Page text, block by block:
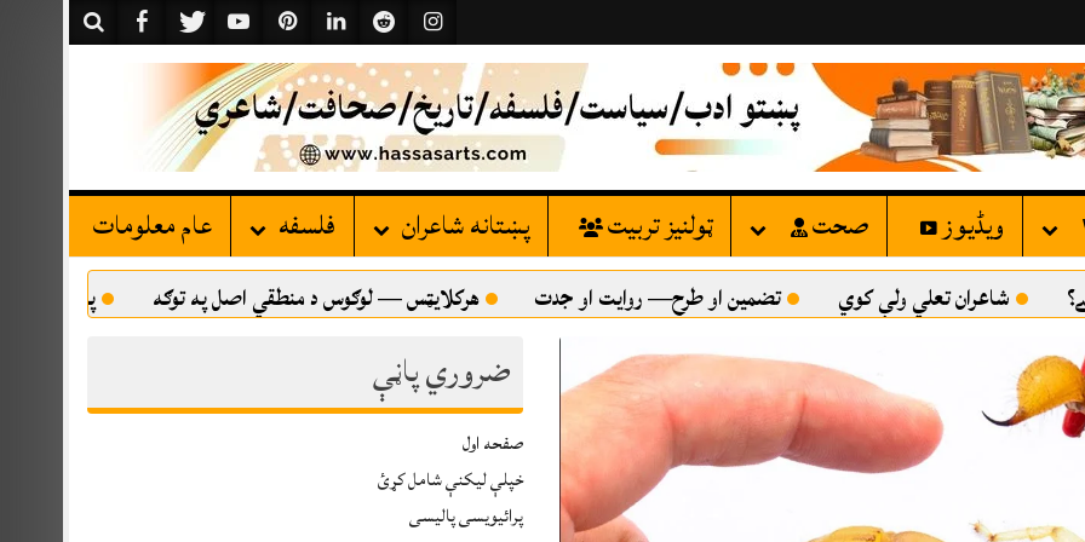
ویڈیوز صحت ټولنيز تربيت پښتانه شاعران فلسفه عام معلومات
تعلي ولې کوي تضمين او طرح— روايت او جدت هرکلایټس — لوګوس د منطقي اصل په توګه پښتني کلتور او پښتانه
ضروري پاڼې
صفحه اول
خپلې ليکنې شامل کړئ
پرائیویسی پالیسی